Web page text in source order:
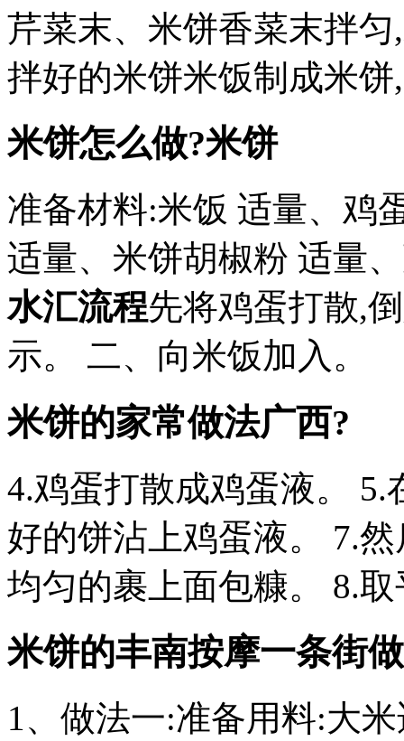
芹菜末、米饼香菜末拌
拌好的米饼米饭制成米
米饼怎么做?米饼
准备材料:米饭 适量、鸡
适量、米饼胡椒粉 适量
水汇流程先将鸡蛋打散,
示。 二、向米饭加入。
米饼的家常做法广西?
4.鸡蛋打散成鸡蛋液。
好的饼沾上鸡蛋液。 7.
均匀的裹上面包糠。 8.
米饼的丰南按摩一条街
1、做法一:准备用料:大